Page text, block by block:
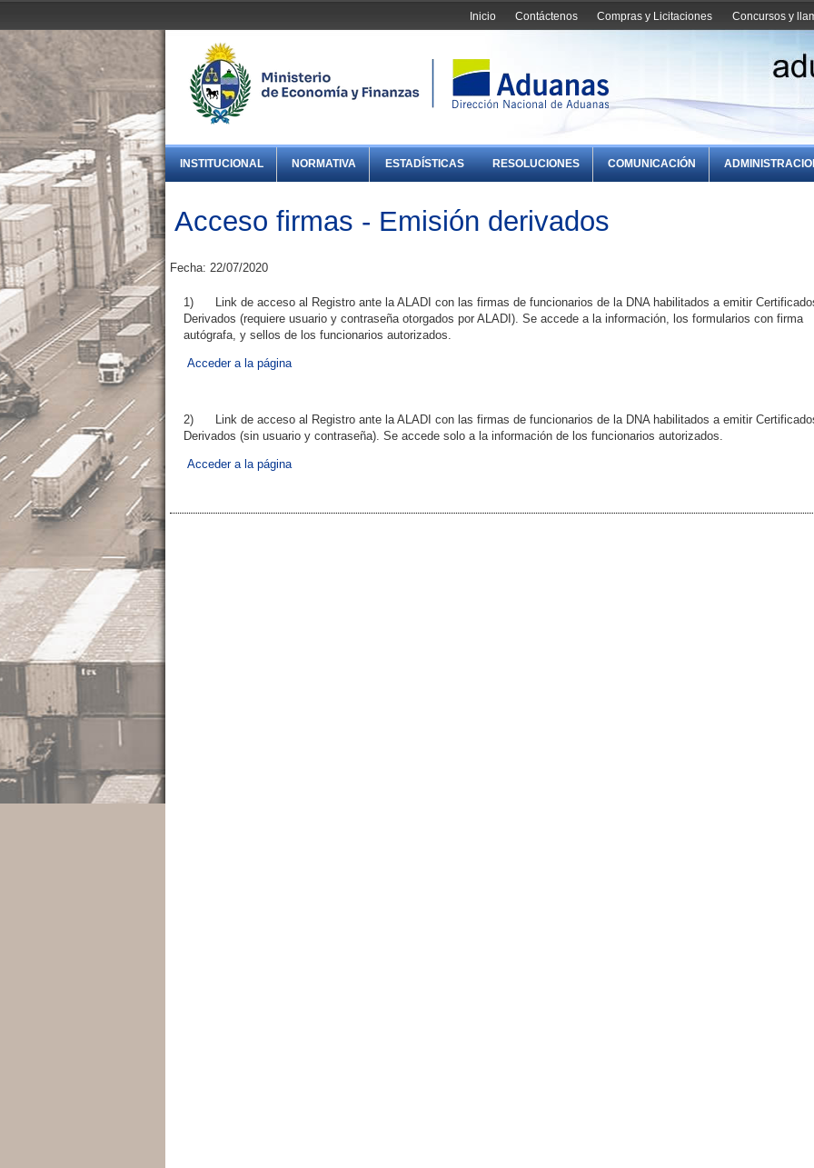
Concursos y
Compras y Licitaciones
Contáctenos
Inicio
INSTITUCIONAL NORMATIVA ESTADÍSTICAS RESOLUCIONES COMUNICACIÓN
Acceso firmas - Emisión derivados
Fecha: 22/07/2020
1) Link de acceso al Registro ante la ALADI con las firmas de funcionarios de la DNA habilitados a emitir
Derivados (requiere usuario y contraseña otorgados por ALADI). Se accede a la información, los formularios con firma
autógrafa, y sellos de los funcionarios autorizados.
Acceder a la página
2) Link de acceso al Registro ante la ALADI con las firmas de funcionarios de la DNA habilitados a emitir
Derivados (sin usuario y contraseña). Se accede solo a la información de los funcionarios autorizados.
Acceder a la página